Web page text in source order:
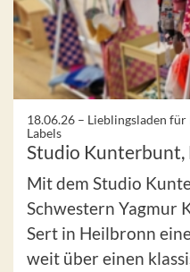
18.06.26 – Lieblingsladen
Labels
Studio Kunterbunt,
Mit dem Studio
Schwestern Yagmur
Sert in Heilbronn
weit über einen